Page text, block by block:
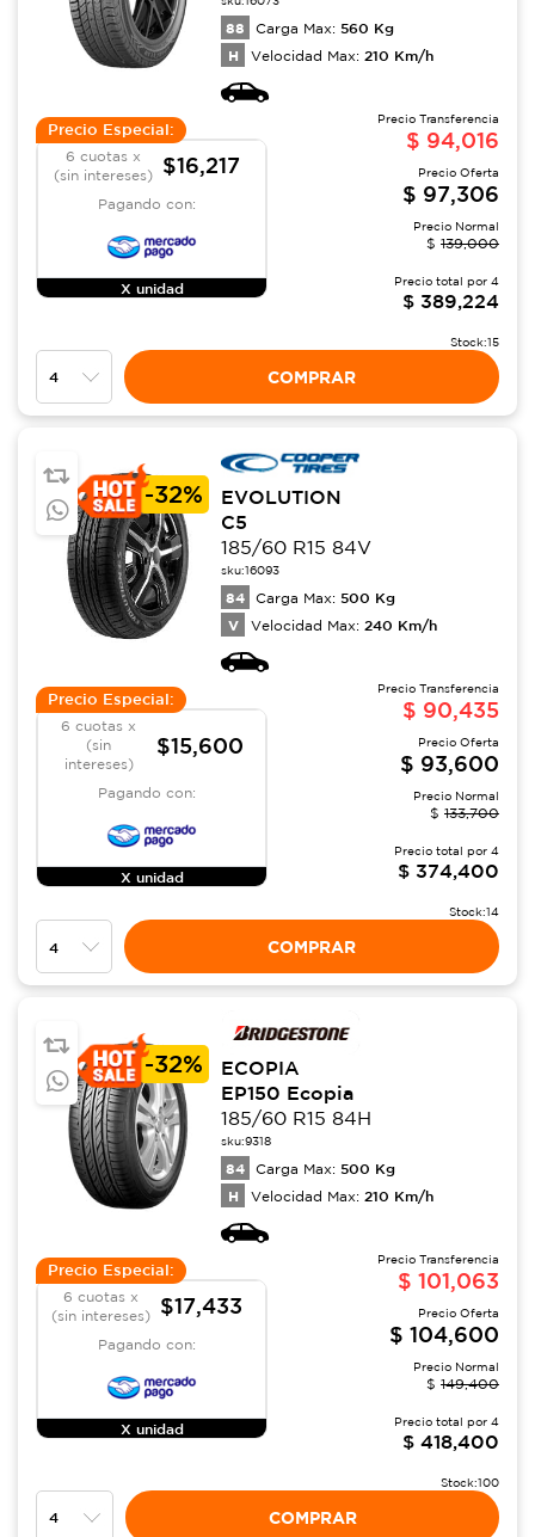
88 Carga Max: 560 Kg
H Velocidad Max: 210 Km/h
Precio Especial:
6 cuotas x
(sin intereses)
$16,217
Pagando con:
X unidad
Precio Transferencia
$ 94,016
Precio Oferta
$ 97,306
Precio Normal
$ 139,000
Precio total por 4
$ 389,224
Stock:15
COMPRAR
-32%
EVOLUTION
C5
185/60 R15 84V
sku:16093
84 Carga Max: 500 Kg
V Velocidad Max: 240 Km/h
Precio Especial:
6 cuotas x
(sin
intereses)
$15,600
Pagando con:
X unidad
Precio Transferencia
$ 90,435
Precio Oferta
$ 93,600
Precio Normal
$ 133,700
Precio total por 4
$ 374,400
Stock:14
COMPRAR
-32%
ECOPIA
EP150 Ecopia
185/60 R15 84H
sku:9318
84 Carga Max: 500 Kg
H Velocidad Max: 210 Km/h
Precio Especial:
6 cuotas x
(sin intereses)
$17,433
Pagando con:
X unidad
Precio Transferencia
$ 101,063
Precio Oferta
$ 104,600
Precio Normal
$ 149,400
Precio total por 4
$ 418,400
Stock:100
COMPRAR